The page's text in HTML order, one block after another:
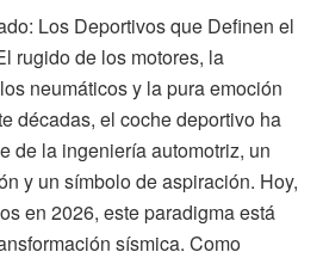
Los Deportivos que Definen el
rugido de los motores, la
neumáticos y la pura emoción
décadas, el coche deportivo ha
de la ingeniería automotriz, un
y un símbolo de aspiración. Hoy,
en 2026, este paradigma está
sísmica. Como